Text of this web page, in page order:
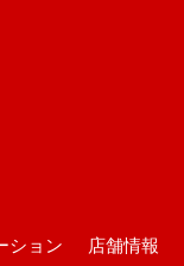
ション 店舗情報